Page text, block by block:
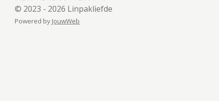
© 2023 - 2026 Linpakliefde
Powered by JouwWeb